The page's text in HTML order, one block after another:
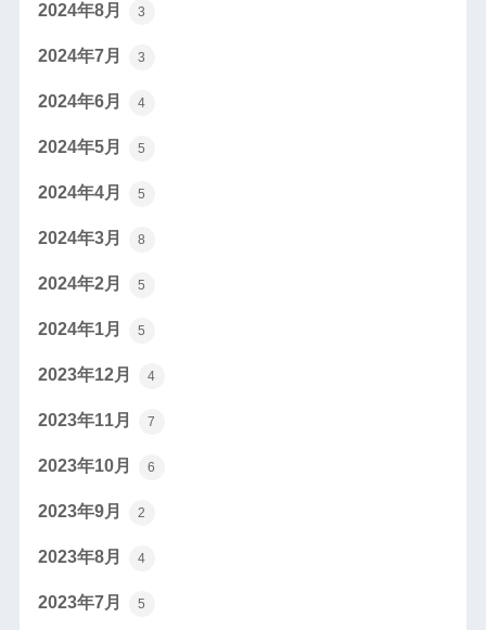
2024年8月 3
2024年7月 3
2024年6月 4
2024年5月 5
2024年4月 5
2024年3月 8
2024年2月 5
2024年1月 5
2023年12月 4
2023年11月 7
2023年10月 6
2023年9月 2
2023年8月 4
2023年7月 5